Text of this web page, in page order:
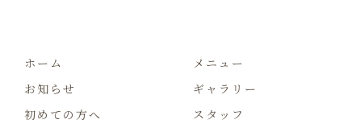
ホーム
お知らせ
初めての方へ
メニュー
ギャラリー
スタッフ